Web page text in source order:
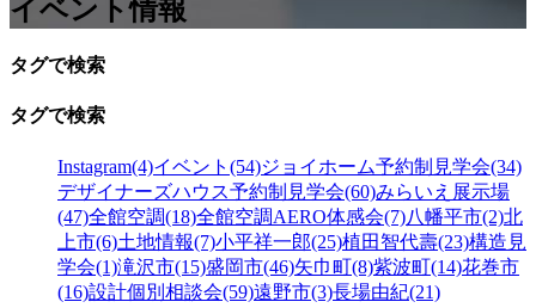
イベント情報
タグで検索
タグで検索
Instagram(4)イベント(54)ジョイホーム予約制見学会(34)
デザイナーズハウス予約制見学会(60)みらいえ展示場
(47)全館空調(18)全館空調AERO体感会(7)八幡平市(2)北
上市(6)土地情報(7)小平祥一郎(25)植田智代壽(23)構造見
学会(1)滝沢市(15)盛岡市(46)矢巾町(8)紫波町(14)花巻市
(16)設計個別相談会(59)遠野市(3)長場由紀(21)